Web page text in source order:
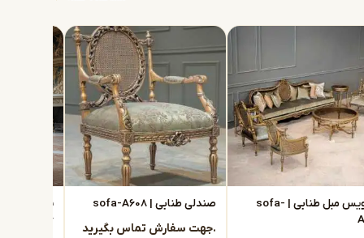
سرویس مبل طنابی | sofa-
صندلی طنابی | sofa-A608
جهت سفارش تماس بگیرید.
A606